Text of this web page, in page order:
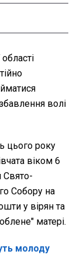
волі
цього року
віком 6
Свято-
Собору на
у вірян та
матері.
молоду